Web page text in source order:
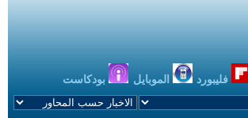
فليبورد الموبايل بودكاست